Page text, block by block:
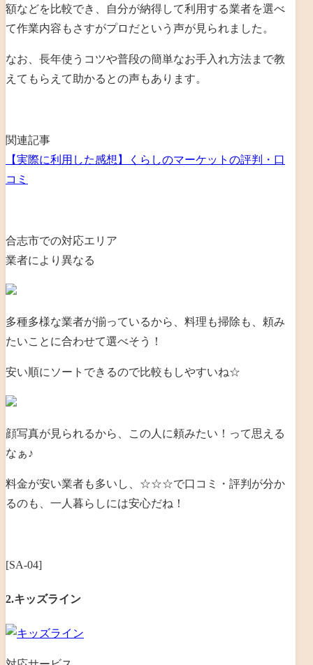
額などを比較でき、自分が納得して利用する業者を選べ
て作業内容もさすがプロだという声が見られました。
なお、長年使うコツや普段の簡単なお手入れ方法まで教
えてもらえて助かるとの声もあります。
関連記事
【実際に利用した感想】くらしのマーケットの評判・口
コミ
合志市での対応エリア
業者により異なる
多種多様な業者が揃っているから、料理も掃除も、頼み
たいことに合わせて選べそう！
安い順にソートできるので比較もしやすいね☆
顔写真が見られるから、この人に頼みたい！って思える
なぁ♪
料金が安い業者も多いし、☆☆☆で口コミ・評判が分か
るのも、一人暮らしには安心だね！
[SA-04]
2.キッズライン